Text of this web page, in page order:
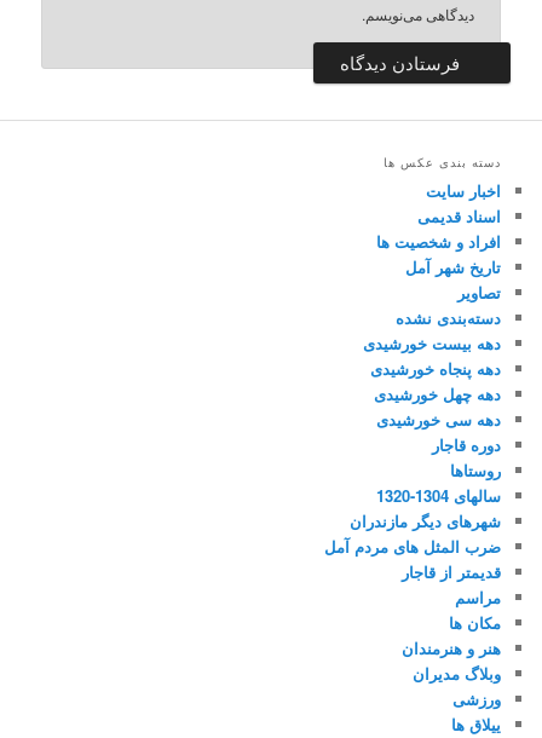
دیدگاهی می‌نویسم.
دسته بندی عکس ها
اخبار سایت
اسناد قدیمی
افراد و شخصیت ها
تاریخ شهر آمل
تصاویر
دسته‌بندی نشده
دهه بیست خورشیدی
دهه پنجاه خورشیدی
دهه چهل خورشیدی
دهه سی خورشیدی
دوره قاجار
روستاها
سالهای 1304-1320
شهرهای دیگر مازندران
ضرب المثل های مردم آمل
قدیمتر از قاجار
مراسم
مکان ها
هنر و هنرمندان
وبلاگ مدیران
ورزشی
ییلاق ها